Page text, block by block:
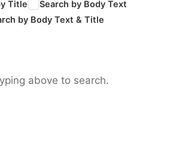
Title
Search by Body Text
by Body Text & Title
above to search.